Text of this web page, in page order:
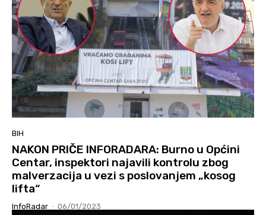
BIH
NAKON PRIČE INFORADARA: Burno u Općini
Centar, inspektori najavili kontrolu zbog
malverzacija u vezi s poslovanjem „kosog
lifta“
InfoRadar - 06/01/2023